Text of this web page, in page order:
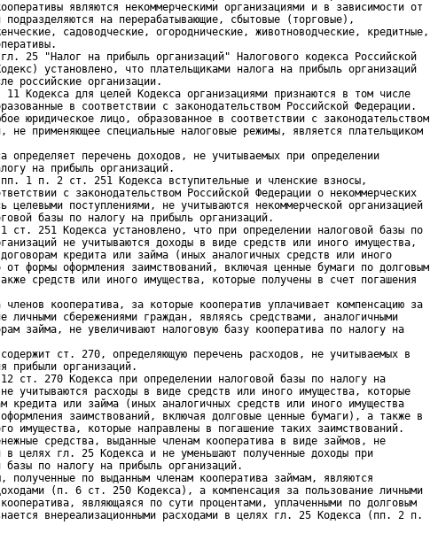
являются некоммерческими организациями и в зависимости от
подразделяются на перерабатывающие, сбытовые (торговые),
садоводческие, огороднические, животноводческие, кредитные,
25 "Налог на прибыль организаций" Налогового кодекса Российской
установлено, что плательщиками налога на прибыль организаций
российские организации.
Кодекса для целей Кодекса организациями признаются в том числе
в соответствии с законодательством Российской Федерации.
юридическое лицо, образованное в соответствии с законодательством
не применяющее специальные налоговые режимы, является плательщиком
определяет перечень доходов, не учитываемых при определении
на прибыль организаций.
1 п. 2 ст. 251 Кодекса вступительные и членские взносы,
с законодательством Российской Федерации о некоммерческих
целевыми поступлениями, не учитываются некоммерческой организацией
базы по налогу на прибыль организаций.
251 Кодекса установлено, что при определении налоговой базы по
не учитываются доходы в виде средств или иного имущества,
кредита или займа (иных аналогичных средств или иного
от формы оформления заимствований, включая ценные бумаги по долговым
средств или иного имущества, которые получены в счет погашения
кооператива, за которые кооператив уплачивает компенсацию за
личными сбережениями граждан, являясь средствами, аналогичными
займа, не увеличивают налоговую базу кооператива по налогу на
ст. 270, определяющую перечень расходов, не учитываемых в
прибыли организаций.
ст. 270 Кодекса при определении налоговой базы по налогу на
учитываются расходы в виде средств или иного имущества, которые
кредита или займа (иных аналогичных средств или иного имущества
заимствований, включая долговые ценные бумаги), а также в
имущества, которые направлены в погашение таких заимствований.
средства, выданные членам кооператива в виде займов, не
в целях гл. 25 Кодекса и не уменьшают полученные доходы при
базы по налогу на прибыль организаций.
по выданным членам кооператива займам, являются
(п. 6 ст. 250 Кодекса), а компенсация за пользование личными
являющаяся по сути процентами, уплаченными по долговым
внереализационными расходами в целях гл. 25 Кодекса (пп. 2 п.